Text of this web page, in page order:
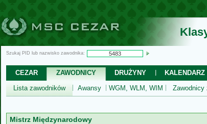
Szukaj PID lub nazwisko zawodnika:
CEZAR ZAWODNICY DRUŻYNY KALENDARZ
Lista zawodników
Awansy WGM, WLM, WIM Zawodnicy
Mistrz Międzynarodowy